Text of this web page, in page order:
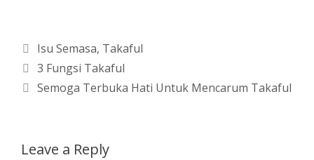
Categories
Isu Semasa, Takaful
3 Fungsi Takaful
Semoga Terbuka Hati Untuk Mencarum Takaful
Leave a Reply